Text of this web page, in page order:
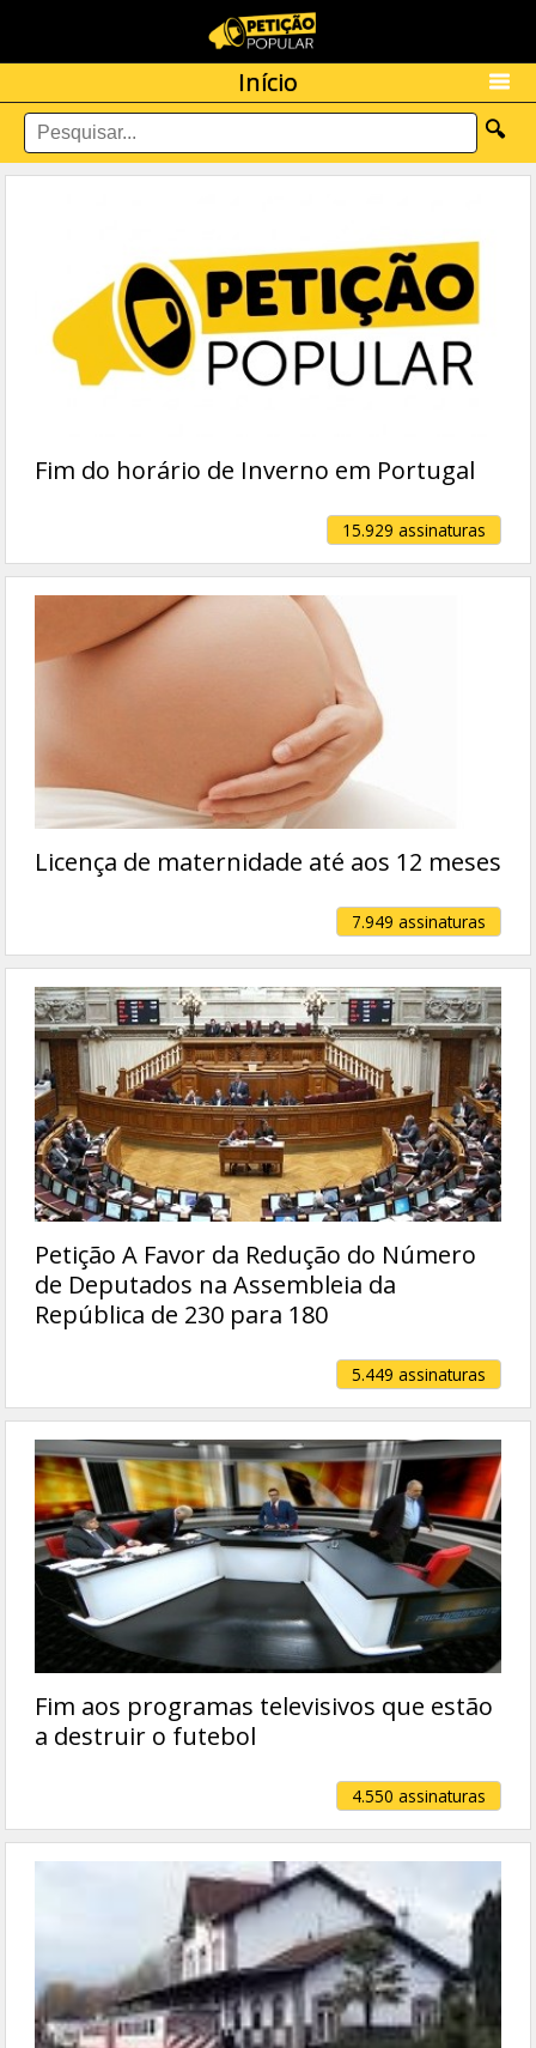
Início
🔍
Fim do horário de Inverno em Portugal
15.929 assinaturas
Licença de maternidade até aos 12 meses
7.949 assinaturas
Petição A Favor da Redução do Número
de Deputados na Assembleia da
República de 230 para 180
5.449 assinaturas
Fim aos programas televisivos que estão
a destruir o futebol
4.550 assinaturas